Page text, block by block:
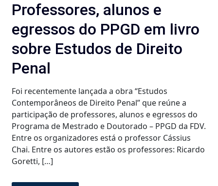
Professores, alunos e
egressos do PPGD em livro
sobre Estudos de Direito
Penal
Foi recentemente lançada a obra “Estudos
Contemporâneos de Direito Penal” que reúne a
participação de professores, alunos e egressos do
Programa de Mestrado e Doutorado – PPGD da FDV.
Entre os organizadores está o professor Cássius
Chai. Entre os autores estão os professores: Ricardo
Goretti, […]